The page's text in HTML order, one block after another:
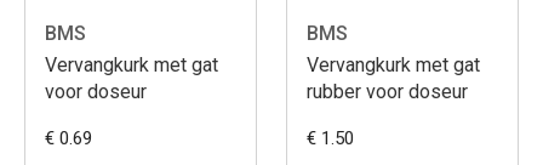
BMS
Vervangkurk met gat
voor doseur
€ 0.69
BMS
Vervangkurk met gat
rubber voor doseur
€ 1.50